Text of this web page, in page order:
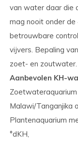
van water daar die
mag nooit onder de
betrouwbare
vijvers. Bepaling
zoet- en zoutwater.
Aanbevolen KH-
Zoetwateraquarium
Malawi/Tanganjika
Plantenaquarium
°dKH,